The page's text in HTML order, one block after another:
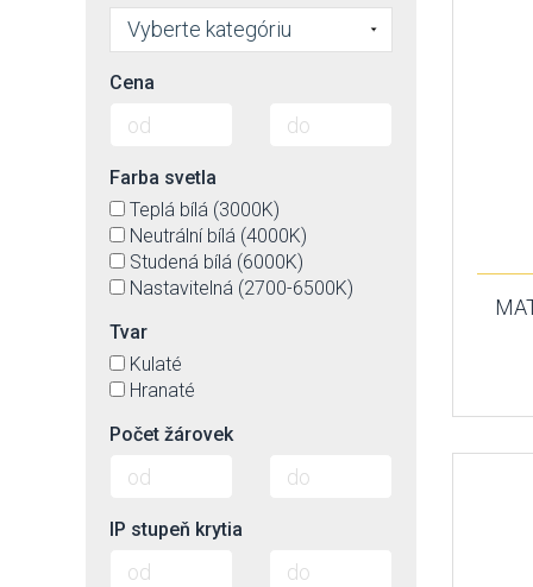
Vyberte kategóriu
Cena
Farba svetla
Teplá bílá (3000K)
Neutrální bílá (4000K)
Studená bílá (6000K)
Nastavitelná (2700-6500K)
Tvar
Kulaté
Hranaté
Počet žárovek
IP stupeň krytia